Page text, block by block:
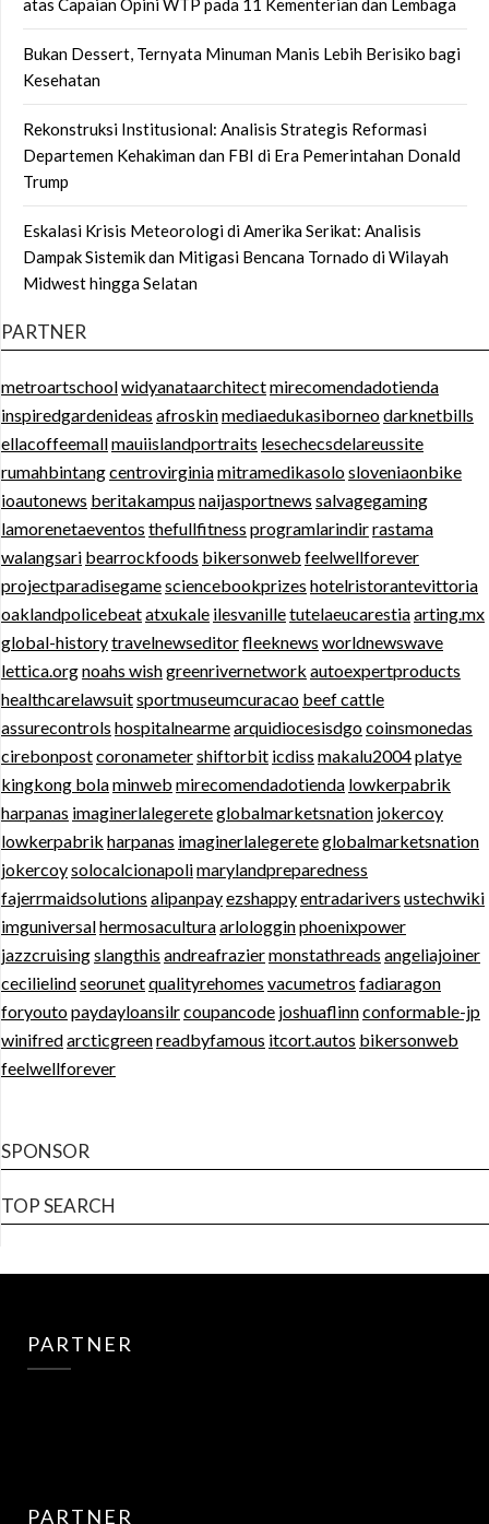
atas Capaian Opini WTP pada 11 Kementerian dan Lembaga
Bukan Dessert, Ternyata Minuman Manis Lebih Berisiko bagi
Kesehatan
Rekonstruksi Institusional: Analisis Strategis Reformasi
Departemen Kehakiman dan FBI di Era Pemerintahan Donald
Trump
Eskalasi Krisis Meteorologi di Amerika Serikat: Analisis
Dampak Sistemik dan Mitigasi Bencana Tornado di Wilayah
Midwest hingga Selatan
PARTNER
metroartschoolwidyanataarchitectmirecomendadotienda
inspiredgardenideas afroskinmediaedukasiborneodarknetbills
ellacoffeemallmauiislandportraits lesechecsdelareussite
rumahbintangcentrovirginiamitramedikasolosloveniaonbike
ioautonews beritakampus naijasportnews salvagegaming
lamorenetaeventos thefullfitness programlarindirrastama
walangsari bearrockfoods bikersonweb feelwellforever
projectparadisegamesciencebookprizes hotelristorantevittoria
oaklandpolicebeatatxukale ilesvanilletutelaeucarestiaarting.mx
global-historytravelnewseditorfleeknews worldnewswave
lettica.orgnoahs wishgreenrivernetwork autoexpertproducts
healthcarelawsuitsportmuseumcuracao beef cattle
assurecontrols hospitalnearmearquidiocesisdgocoinsmonedas
cirebonpostcoronametershiftorbit icdiss makalu2004platye
kingkong bolaminweb mirecomendadotienda lowkerpabrik
harpanas imaginerlalegereteglobalmarketsnation jokercoy
lowkerpabrik harpanas imaginerlalegereteglobalmarketsnation
jokercoysolocalcionapolimarylandpreparedness
fajerrmaidsolutions alipanpayezshappyentradarivers ustechwiki
imguniversalhermosaculturaarlologginphoenixpower
jazzcruisingslangthis andreafraziermonstathreads angeliajoiner
cecilielindseorunetqualityrehomes vacumetros fadiaragon
foryoutopaydayloansilrcoupancode joshuaflinnconformable-jp
winifredarcticgreenreadbyfamous itcort.autos bikersonweb
feelwellforever
SPONSOR
TOP SEARCH
PARTNER
PARTNER